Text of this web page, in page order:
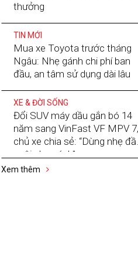
thưởng
TIN MỚI
Mua xe Toyota trước tháng
Ngâu: Nhẹ gánh chi phí ban
đầu, an tâm sử dụng dài lâu
XE & ĐỜI SỐNG
Đổi SUV máy dầu gắn bó 14
năm sang VinFast VF MPV 7,
chủ xe chia sẻ: “Dùng nhẹ
nuôi nhẹ gánh”
Xem thêm